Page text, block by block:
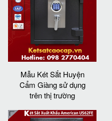
Mẫu Két Sắt Huyện
Cẩm Giàng sử dụng
trên thị trường